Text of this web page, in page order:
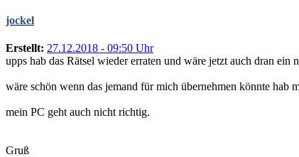
jockel
Erstellt: 27.12.2018 - 09:50 Uhr
upps hab das Rätsel wieder erraten und wäre jetzt auch dran ein
wäre schön wenn das jemand für mich übernehmen könnte hab
mein PC geht auch nicht richtig.
Gruß